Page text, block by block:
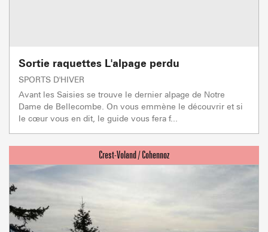
Sortie raquettes L'alpage perdu
SPORTS D'HIVER
Avant les Saisies se trouve le dernier alpage de Notre
Dame de Bellecombe. On vous emmène le découvrir et si
le cœur vous en dit, le guide vous fera f...